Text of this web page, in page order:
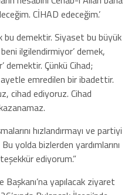
CİHAD edeceğim.’
bu demektir. Siyaset bu büyük
ilgilendirmiyor’ demek,
demektir. Çünkü Cihad;
ayetle emredilen bir ibadettir.
cihad ediyoruz. Cihad
hızlandırmayı ve partiyi
yolda bizlerden yardımlarını
ediyorum.”
yapılacak ziyaret